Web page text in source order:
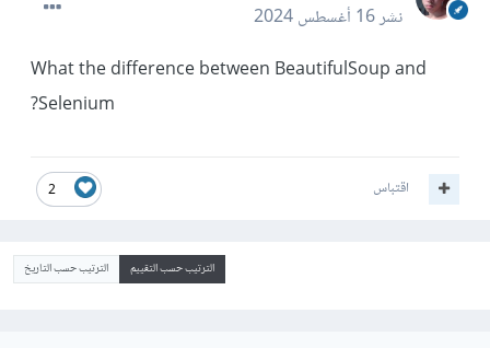
نشر16 أغسطس 2024
What the difference between BeautifulSoup and
Selenium?
2 اقتباس
الترتيب حسب التقييم الترتيب حسب التاريخ